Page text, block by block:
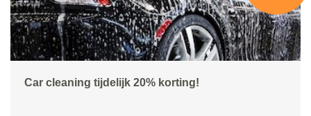
Car cleaning tijdelijk 20% korting!